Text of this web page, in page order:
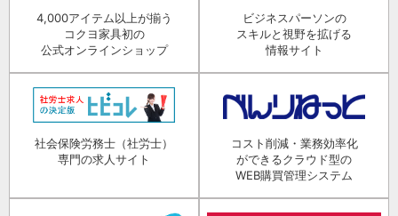
4,000アイテム以上が揃う
コクヨ家具初の
公式オンラインショップ
ビジネスパーソンの
スキルと視野を拡げる
情報サイト
社会保険労務士（社労士）
専門の求人サイト
コスト削減・業務効率化
ができるクラウド型の
WEB購買管理システム